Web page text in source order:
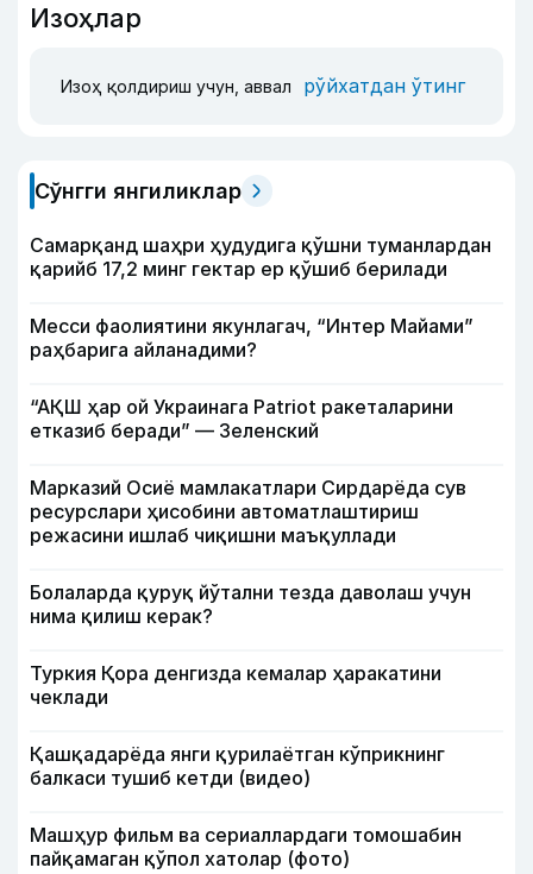
Изоҳлар
Изоҳ қолдириш учун, аввал рўйхатдан ўтинг
Сўнгги янгиликлар
Самарқанд шаҳри ҳудудига қўшни туманлардан
қарийб 17,2 минг гектар ер қўшиб берилади
Месси фаолиятини якунлагач, “Интер Майами”
раҳбарига айланадими?
“АҚШ ҳар ой Украинага Patriot ракеталарини
етказиб беради” — Зеленский
Марказий Осиё мамлакатлари Сирдарёда сув
ресурслари ҳисобини автоматлаштириш
режасини ишлаб чиқишни маъқуллади
Болаларда қуруқ йўтални тезда даволаш учун
нима қилиш керак?
Туркия Қора денгизда кемалар ҳаракатини
чеклади
Қашқадарёда янги қурилаётган кўприкнинг
балкаси тушиб кетди (видео)
Машҳур фильм ва сериаллардаги томошабин
пайқамаган қўпол хатолар (фото)